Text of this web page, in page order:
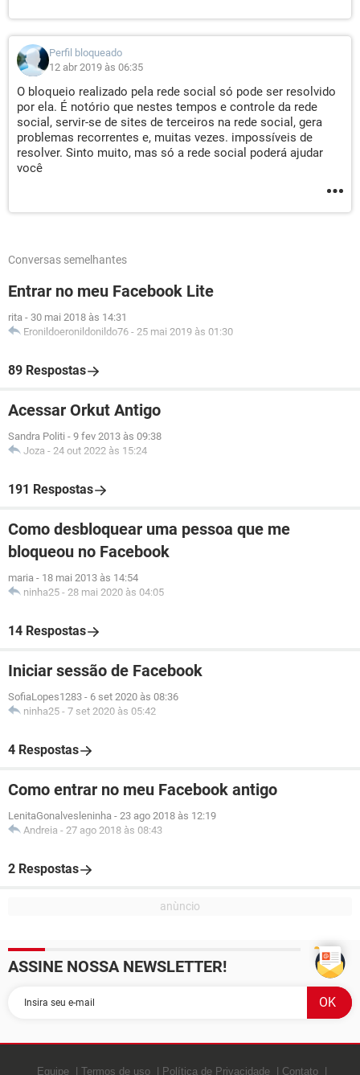
Perfil bloqueado
12 abr 2019 às 06:35
O bloqueio realizado pela rede social só pode ser resolvido
por ela. É notório que nestes tempos e controle da rede
social, servir-se de sites de terceiros na rede social, gera
problemas recorrentes e, muitas vezes. impossíveis de
resolver. Sinto muito, mas só a rede social poderá ajudar
você
Conversas semelhantes
Entrar no meu Facebook Lite
rita - 30 mai 2018 às 14:31
Eronildoeronildonildo76 - 25 mai 2019 às 01:30
89 Respostas
Acessar Orkut Antigo
Sandra Politi - 9 fev 2013 às 09:38
Joza - 24 out 2022 às 15:24
191 Respostas
Como desbloquear uma pessoa que me
bloqueou no Facebook
maria - 18 mai 2013 às 14:54
ninha25 - 28 mai 2020 às 04:05
14 Respostas
Iniciar sessão de Facebook
SofiaLopes1283 - 6 set 2020 às 08:36
ninha25 - 7 set 2020 às 05:42
4 Respostas
Como entrar no meu Facebook antigo
LenitaGonalvesleninha - 23 ago 2018 às 12:19
Andreia - 27 ago 2018 às 08:43
2 Respostas
ASSINE NOSSA NEWSLETTER!
Equipe Termos de uso Política de Privacidade Contato